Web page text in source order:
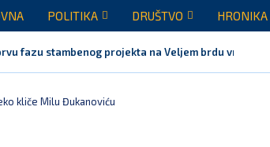
POLITIKA DRUŠTVO HRONIKA
fazu stambenog projekta na Veljem brdu vrijednu...
kliče Milu Đukanoviću